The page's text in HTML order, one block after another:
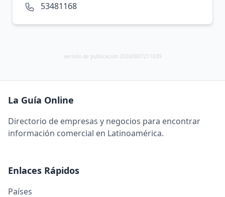
53481168
versión de publicación 20260807211039
La Guía Online
Directorio de empresas y negocios para encontrar
información comercial en Latinoamérica.
Enlaces Rápidos
Países